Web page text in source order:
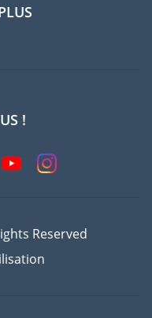
!
Reserved